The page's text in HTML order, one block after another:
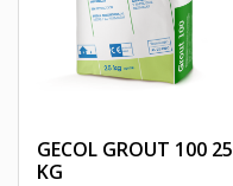
GECOL GROUT 100 25
KG